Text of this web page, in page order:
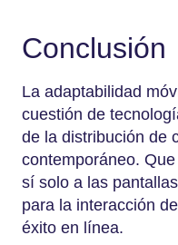
Conclusión
La adaptabilidad
cuestión de
de la distribución de
contemporáneo.
sí solo a las
para la interacción
éxito en línea.